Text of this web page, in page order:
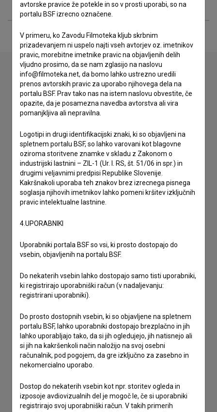
Razširjeni podatki
Stik z uredništvom
Spoštovani, s pomočjo spodnjega obrazca lahko stopite v
stik z uredništvom Baze slovenskih filmov. Veseli bomo vaših
imam vprašanje
prijavljam napako
želim dodati podatke
drugo
Sprejemamsplošne pogojein dajemsoglasje
avtorske pravice že potekle in so v prosti uporabi, so na
portalu BSF izrecno označene.
V primeru, ko Zavodu Filmoteka kljub skrbnim
prizadevanjem ni uspelo najti vseh avtorjev oz. imetnikov
pravic, morebitne imetnike pravic na objavljenih delih
vljudno prosimo, da se nam zglasijo na naslovu
info@filmoteka.net, da bomo lahko ustrezno uredili
prenos avtorskih pravic za uporabo njihovega dela na
portalu BSF. Prav tako nas na istem naslovu obvestite, če
opazite, da je posamezna navedba avtorstva ali vira
pomanjkljiva ali nepravilna.
Logotipi in drugi identifikacijski znaki, ki so objavljeni na
spletnem portalu BSF, so lahko varovani kot blagovne
oziroma storitvene znamke v skladu z Zakonom o
industrijski lastnini – ZIL-1 (Ur. l. RS, št. 51/06 in spr.) in
drugimi veljavnimi predpisi Republike Slovenije.
Kakršnakoli uporaba teh znakov brez izrecnega pisnega
soglasja njihovih imetnikov lahko pomeni kršitev izključnih
pravic intelektualne lastnine.
4.UPORABNIKI
Uporabniki portala BSF so vsi, ki prosto dostopajo do
vsebin, objavljenih na portalu BSF.
Do nekaterih vsebin lahko dostopajo samo tisti uporabniki,
ki registrirajo uporabniški račun (v nadaljevanju:
registrirani uporabniki).
Do prosto dostopnih vsebin, ki so objavljene na spletnem
portalu BSF, lahko uporabniki dostopajo brezplačno in jih
lahko uporabljajo tako, da si jih ogledujejo, jih natisnejo ali
si jih na kakršenkoli način naložijo na svoj osebni
računalnik, pod pogojem, da gre izključno za zasebno in
nekomercialno uporabo.
Dostop do nekaterih vsebin kot npr. storitev ogleda in
izposoje avdiovizualnih del je mogoč le, če si uporabniki
registrirajo svoj uporabniški račun. V takih primerih